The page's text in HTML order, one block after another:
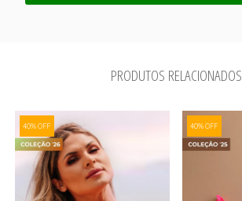
PRODUTOS RELACIONADOS
40% OFF 40% OFF